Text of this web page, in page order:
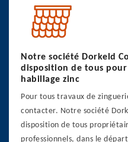
Notre société Dorkeld
disposition de tous
habillage zinc
Pour tous travaux de
contacter. Notre société
disposition de tous
professionnels, dans le